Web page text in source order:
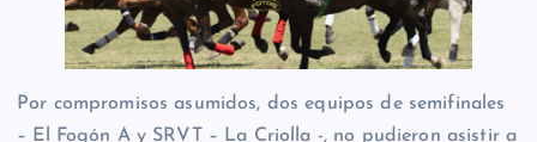
Por compromisos asumidos, dos equipos de semifinales
– El Fogón A y SRVT – La Criolla -, no pudieron asistir a